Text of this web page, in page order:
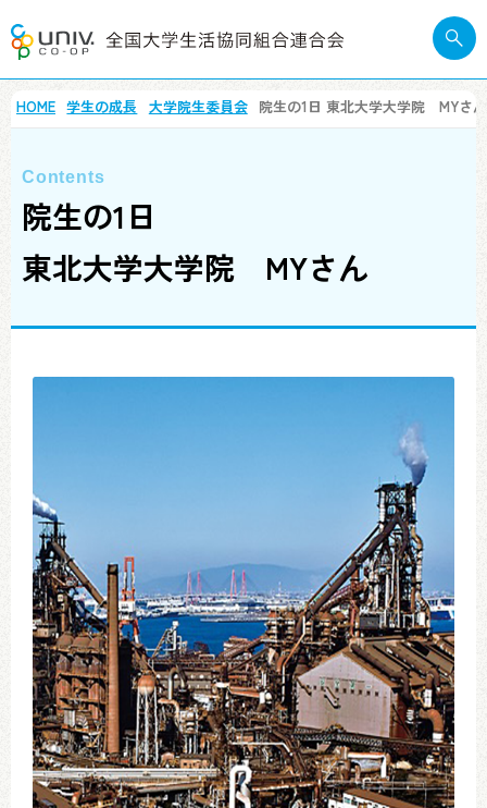
HOME 学生の成長 大学院生委員会 院生の1日 東北大学大学院 MYさん
院生の1日
東北大学大学院 MYさん